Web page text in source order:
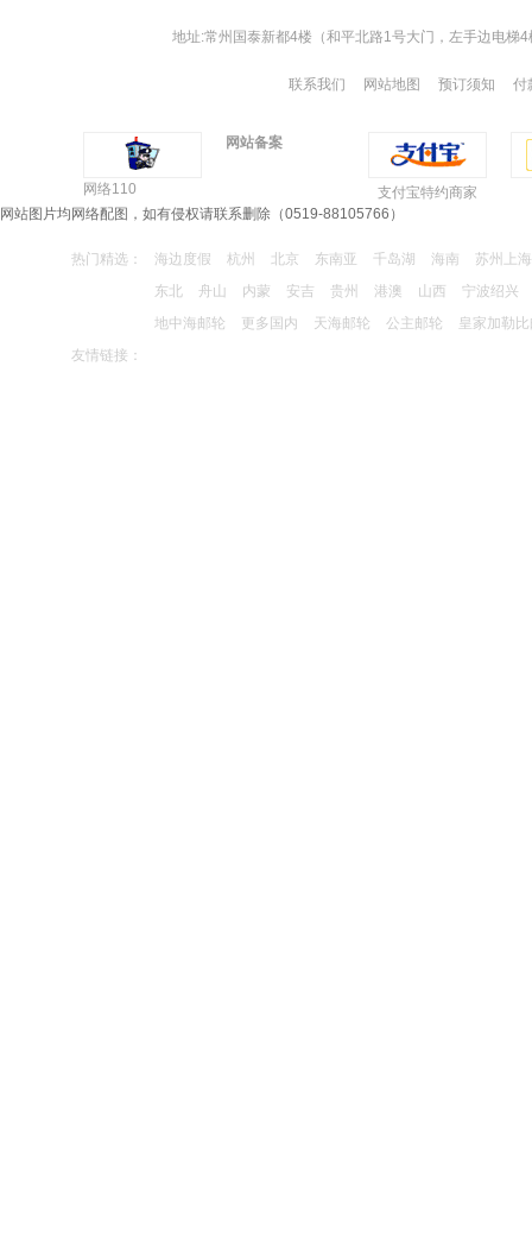
云南昆大丽双飞6日游尊贵之旅（全程五星+双温
预订了
【国庆节】东极青浜岛休闲3日游
客户 156772***** 预订了
客户 135843***** 预订了
地址:常州国泰新都4楼（和平北路1号大门，左手边电
联系我们 网站地图 预订须知 付
网络110
网站备案
支付宝特约商家
网站图片均网络配图，如有侵权请联系删除（0519-88105766）
热门精选： 海边度假 杭州 北京 东南亚 千岛湖 海南
苏州上海
东北
舟山 内蒙 安吉 贵州 港澳 山西
宁波绍兴
地中海邮轮
更多国内 天海邮轮 公主邮轮
皇家加勒
友情链接：